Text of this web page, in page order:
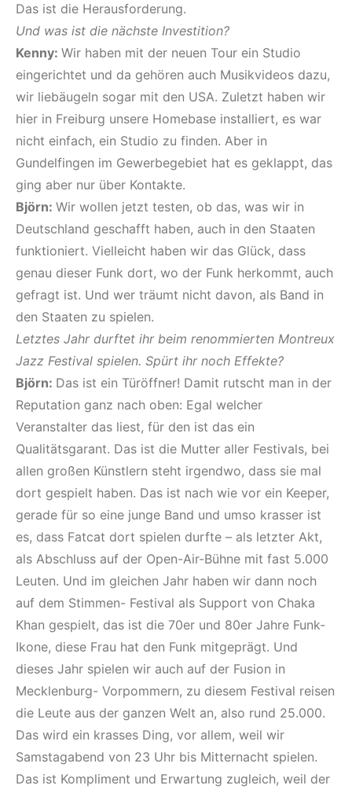
Das ist die Herausforderung.
Und was ist die nächste Investition?
Kenny: Wir haben mit der neuen Tour ein Studio
eingerichtet und da gehören auch Musikvideos dazu,
wir liebäugeln sogar mit den USA. Zuletzt haben wir
hier in Freiburg unsere Homebase installiert, es war
nicht einfach, ein Studio zu finden. Aber in
Gundelfingen im Gewerbegebiet hat es geklappt, das
ging aber nur über Kontakte.
Björn: Wir wollen jetzt testen, ob das, was wir in
Deutschland geschafft haben, auch in den Staaten
funktioniert. Vielleicht haben wir das Glück, dass
genau dieser Funk dort, wo der Funk herkommt, auch
gefragt ist. Und wer träumt nicht davon, als Band in
den Staaten zu spielen.
Letztes Jahr durftet ihr beim renommierten Montreux
Jazz Festival spielen. Spürt ihr noch Effekte?
Björn: Das ist ein Türöffner! Damit rutscht man in der
Reputation ganz nach oben: Egal welcher
Veranstalter das liest, für den ist das ein
Qualitätsgarant. Das ist die Mutter aller Festivals, bei
allen großen Künstlern steht irgendwo, dass sie mal
dort gespielt haben. Das ist nach wie vor ein Keeper,
gerade für so eine junge Band und umso krasser ist
es, dass Fatcat dort spielen durfte – als letzter Akt,
als Abschluss auf der Open-Air-Bühne mit fast 5.000
Leuten. Und im gleichen Jahr haben wir dann noch
auf dem Stimmen- Festival als Support von Chaka
Khan gespielt, das ist die 70er und 80er Jahre Funk-
Ikone, diese Frau hat den Funk mitgeprägt. Und
dieses Jahr spielen wir auch auf der Fusion in
Mecklenburg- Vorpommern, zu diesem Festival reisen
die Leute aus der ganzen Welt an, also rund 25.000.
Das wird ein krasses Ding, vor allem, weil wir
Samstagabend von 23 Uhr bis Mitternacht spielen.
Das ist Kompliment und Erwartung zugleich, weil der